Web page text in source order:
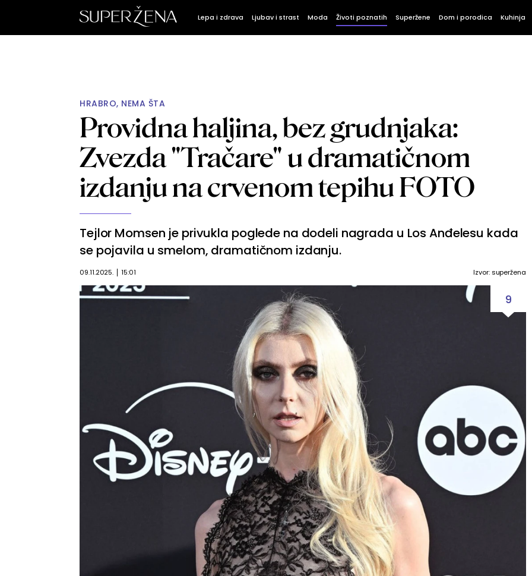
Lepa i zdrava Ljubav i strast Moda Životi poznatih Superžene Dom i porodica Kuhinja
HRABRO, NEMA ŠTA
Providna haljina, bez grudnjaka:
Zvezda "Tračare" u dramatičnom
izdanju na crvenom tepihu FOTO
Tejlor Momsen je privukla poglede na dodeli nagrada u Los Anđelesu kada
se pojavila u smelom, dramatičnom izdanju.
09.11.2025. 15:01 Izvor: superžena
9